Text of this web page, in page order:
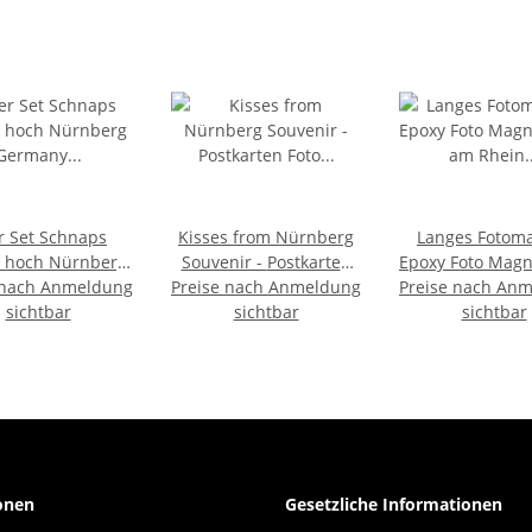
Set Schnaps
hoch Nürnberg
Deutschland
Schnaps Glas
Anmeldung
sichtbar
Kisses from Nürnberg
Souvenir - Postkarten
Foto Magnet
Fotomagnet Germany
Preise nach Anmeldung
sichtbar
Langes
Epoxy Foto
am Rhein
Germany
Preise nach
sichtbar
Gesetzliche Informationen